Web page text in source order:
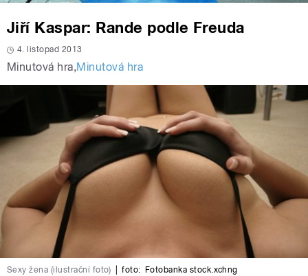
Jiří Kaspar: Rande podle Freuda
4. listopad 2013
Minutová hra,Minutová hra
Sexy žena (ilustrační foto) foto: Fotobanka stock.xchng